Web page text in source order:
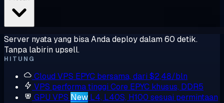
Server nyata yang bisa Anda deploy dalam 60 detik.
Tanpa labirin upsell.
HITUNG
Cloud VPS EPYC bersama, dari $2,48/bln
VPS performa tinggi Core EPYC khusus, DDR5
GPU VPS New L4, L40S, H100 sesuai permintaan